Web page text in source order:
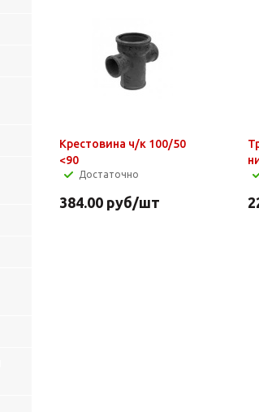
Крестовина ч/к 100/50
<90
Достаточно
384.00 руб/шт